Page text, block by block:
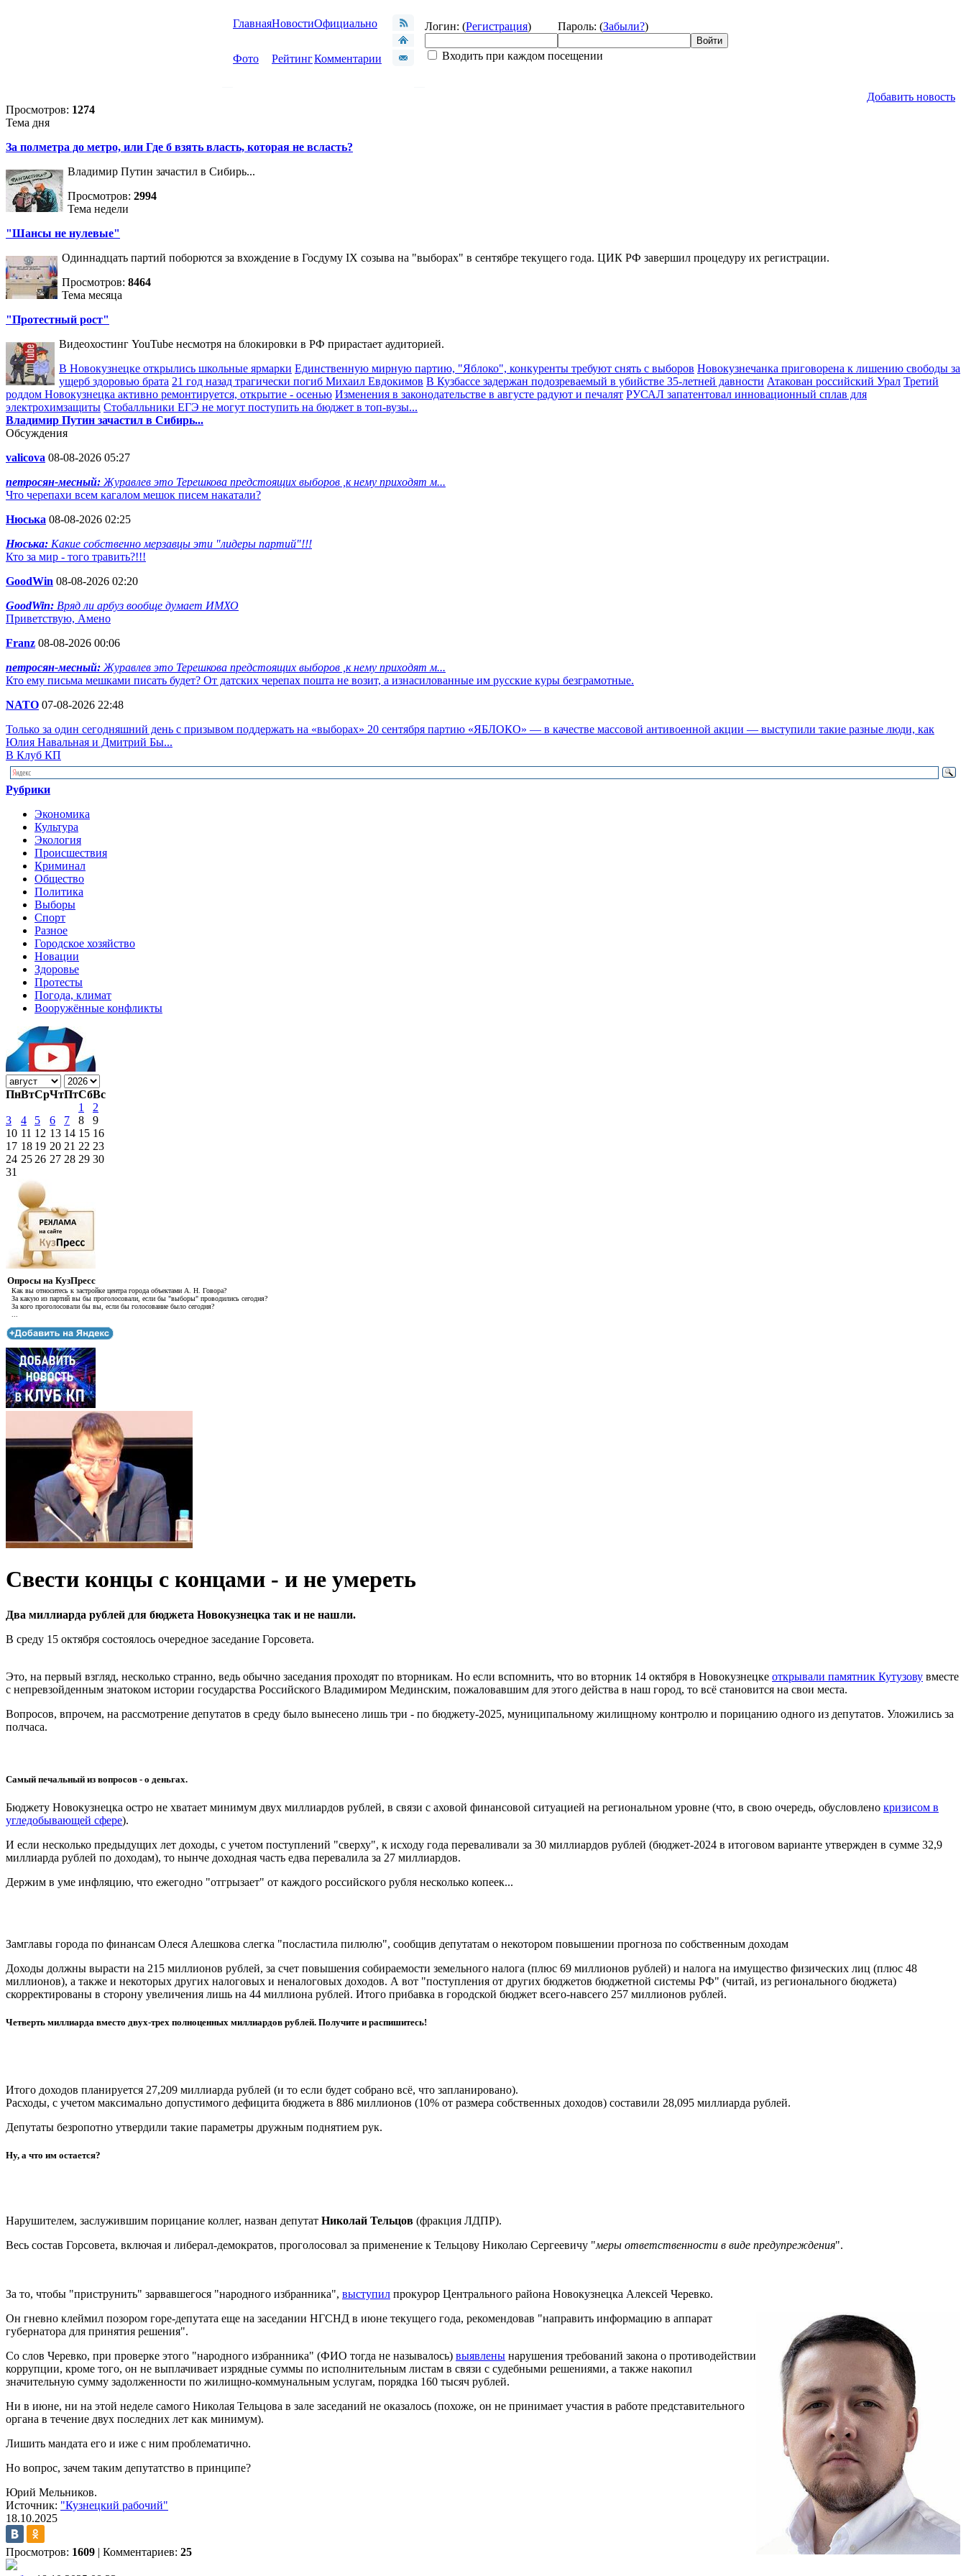
ГлавнаяНовостиОфициально
Фото РейтингКомментарии
Логин: (Регистрация) Пароль: (Забыли?)
Входить при каждом посещении
Добавить новость
Просмотров: 1274
Тема дня
За полметра до метро, или Где б взять власть, которая не всласть?
Владимир Путин зачастил в Сибирь...
Просмотров: 2994
Тема недели
"Шансы не нулевые"
Одиннадцать партий поборются за вхождение в Госдуму IX созыва на "выборах" в сентябре текущего года. ЦИК РФ завершил процедуру их регистрации.
Просмотров: 8464
Тема месяца
"Протестный рост"
Видеохостинг YouTube несмотря на блокировки в РФ прирастает аудиторией.
В Новокузнецке открылись школьные ярмарки Единственную мирную партию, "Яблоко", конкуренты требуют снять с выборов Новокузнечанка приговорена к лишению свободы за
ущерб здоровью брата 21 год назад трагически погиб Михаил Евдокимов В Кузбассе задержан подозреваемый в убийстве 35-летней давности Атакован российский Урал Третий
роддом Новокузнецка активно ремонтируется, открытие - осенью Изменения в законодательстве в августе радуют и печалят РУСАЛ запатентовал инновационный сплав для
электрохимзащиты Стобалльники ЕГЭ не могут поступить на бюджет в топ-вузы...
Владимир Путин зачастил в Сибирь...
Обсуждения
valicova 08-08-2026 05:27
петросян-месный: Журавлев это Терешкова предстоящих выборов ,к нему приходят м...
Что черепахи всем кагалом мешок писем накатали?
Нюська 08-08-2026 02:25
Нюська: Какие собственно мерзавцы эти "лидеры партий"!!!
Кто за мир - того травить?!!!
GoodWin 08-08-2026 02:20
GoodWin: Вряд ли арбуз вообще думает ИМХО
Приветствую, Амено
Franz 08-08-2026 00:06
петросян-месный: Журавлев это Терешкова предстоящих выборов ,к нему приходят м...
Кто ему письма мешками писать будет? От датских черепах пошта не возит, а изнасилованные им русские куры безграмотные.
NATO 07-08-2026 22:48
Только за один сегодняшний день с призывом поддержать на «выборах» 20 сентября партию «ЯБЛОКО» — в качестве массовой антивоенной акции — выступили такие разные люди, как
Юлия Навальная и Дмитрий Бы...
В Клуб КП
Рубрики
Экономика
Культура
Экология
Происшествия
Криминал
Общество
Политика
Выборы
Спорт
Разное
Городское хозяйство
Новации
Здоровье
Протесты
Погода, климат
Вооружённые конфликты
ПнВтСрЧтПтСбВс
1
2
3
4 5 6 7 8
9
10 11 12 13 14 15 16
17 18 19 20 21 22 23
24 25 26 27 28 29 30
31
Опросы на КузПресс
Как вы относитесь к застройке центра города объектами А. Н. Говора?
За какую из партий вы бы проголосовали, если бы "выборы" проводились сегодня?
За кого проголосовали бы вы, если бы голосование было сегодня?
Свести концы с концами - и не умереть
Два миллиарда рублей для бюджета Новокузнецка так и не нашли.
В среду 15 октября состоялось очередное заседание Горсовета.
Это, на первый взгляд, несколько странно, ведь обычно заседания проходят по вторникам. Но если вспомнить, что во вторник 14 октября в Новокузнецке открывали памятник Кутузову вместе
с непревзойденным знатоком истории государства Российского Владимиром Мединским, пожаловавшим для этого действа в наш город, то всё становится на свои места.
Вопросов, впрочем, на рассмотрение депутатов в среду было вынесено лишь три - по бюджету-2025, муниципальному жилищному контролю и порицанию одного из депутатов. Уложились за
полчаса.
Самый печальный из вопросов - о деньгах.
Бюджету Новокузнецка остро не хватает минимум двух миллиардов рублей, в связи с аховой финансовой ситуацией на региональном уровне (что, в свою очередь, обусловлено кризисом в
угледобывающей сфере).
И если несколько предыдущих лет доходы, с учетом поступлений "сверху", к исходу года переваливали за 30 миллиардов рублей (бюджет-2024 в итоговом варианте утвержден в сумме 32,9
миллиарда рублей по доходам), то нынче доходная часть едва перевалила за 27 миллиардов.
Держим в уме инфляцию, что ежегодно "отгрызает" от каждого российского рубля несколько копеек...
Замглавы города по финансам Олеся Алешкова слегка "посластила пилюлю", сообщив депутатам о некотором повышении прогноза по собственным доходам
Доходы должны вырасти на 215 миллионов рублей, за счет повышения собираемости земельного налога (плюс 69 миллионов рублей) и налога на имущество физических лиц (плюс 48
миллионов), а также и некоторых других налоговых и неналоговых доходов. А вот "поступления от других бюджетов бюджетной системы РФ" (читай, из регионального бюджета)
скорректированы в сторону увеличения лишь на 44 миллиона рублей. Итого прибавка в городской бюджет всего-навсего 257 миллионов рублей.
Четверть миллиарда вместо двух-трех полноценных миллиардов рублей. Получите и распишитесь!
Итого доходов планируется 27,209 миллиарда рублей (и то если будет собрано всё, что запланировано).
Расходы, с учетом максимально допустимого дефицита бюджета в 886 миллионов (10% от размера собственных доходов) составили 28,095 миллиарда рублей.
Депутаты безропотно утвердили такие параметры дружным поднятием рук.
Ну, а что им остается?
Нарушителем, заслужившим порицание коллег, назван депутат Николай Тельцов (фракция ЛДПР).
Весь состав Горсовета, включая и либерал-демократов, проголосовал за применение к Тельцову Николаю Сергеевичу "меры ответственности в виде предупреждения".
За то, чтобы "приструнить" зарвавшегося "народного избранника", выступил прокурор Центрального района Новокузнецка Алексей Черевко.
Он гневно клеймил позором горе-депутата еще на заседании НГСНД в июне текущего года, рекомендовав "направить информацию в аппарат
губернатора для принятия решения".
Со слов Черевко, при проверке этого "народного избранника" (ФИО тогда не называлось) выявлены нарушения требований закона о противодействии
коррупции, кроме того, он не выплачивает изрядные суммы по исполнительным листам в связи с судебными решениями, а также накопил
значительную сумму задолженности по жилищно-коммунальным услугам, порядка 160 тысяч рублей.
Ни в июне, ни на этой неделе самого Николая Тельцова в зале заседаний не оказалось (похоже, он не принимает участия в работе представительного
органа в течение двух последних лет как минимум).
Лишить мандата его и иже с ним проблематично.
Но вопрос, зачем таким депутатство в принципе?
Юрий Мельников.
Источник: "Кузнецкий рабочий"
18.10.2025
Просмотров: 1609 | Комментариев: 25